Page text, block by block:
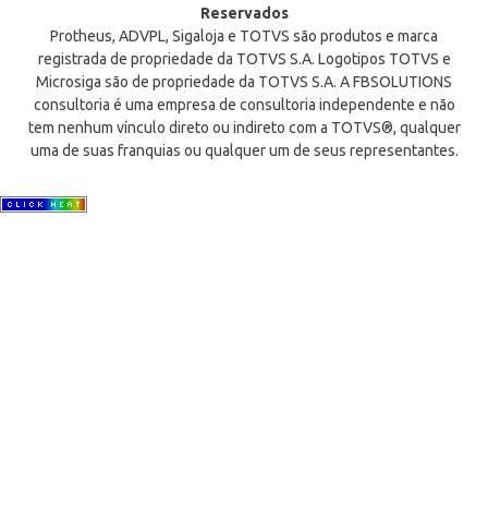
Reservados
Protheus, ADVPL, Sigaloja e TOTVS são produtos e marca
registrada de propriedade da TOTVS S.A. Logotipos TOTVS e
Microsiga são de propriedade da TOTVS S.A. A FBSOLUTIONS
consultoria é uma empresa de consultoria independente e não
tem nenhum vínculo direto ou indireto com a TOTVS®, qualquer
uma de suas franquias ou qualquer um de seus representantes.